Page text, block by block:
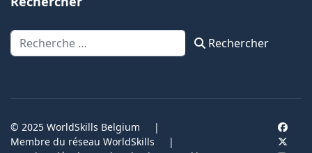
Rechercher Rechercher
© 2025 WorldSkills Belgium
|
Membre du réseau WorldSkills
|